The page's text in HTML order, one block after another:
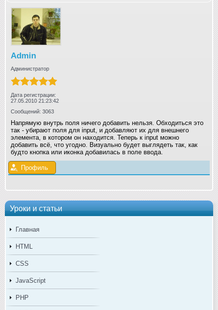
Уроки и статьи
Главная
HTML
CSS
JavaScript
PHP
Admin
Администратор
Дата регистрации:
27.05.2010 21:23:42
Сообщений: 3063
Напрямую внутрь поля ничего добавить нельзя. Обходиться это
так - убирают поля для input, и добавляют их для внешнего
элемента, в котором он находится. Теперь к input можно
добавить всё, что угодно. Визуально будет выглядеть так, как
будто кнопка или иконка добавилась в поле ввода.
Профиль